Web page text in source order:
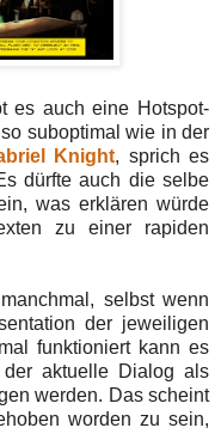
es auch eine Hotspot-
suboptimal wie in der
Knight, sprich es
dürfte auch die selbe
was erklären würde
zu einer rapiden
selbst wenn
der jeweiligen
funktioniert kann es
aktuelle Dialog als
werden. Das scheint
worden zu sein,